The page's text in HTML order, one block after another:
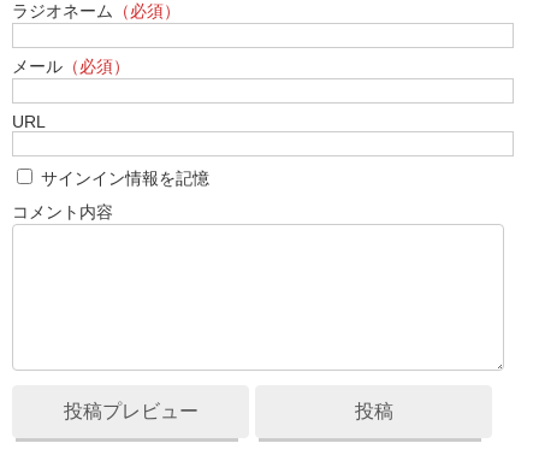
ラジオネーム （必須）
メール （必須）
URL
サインイン情報を記憶
コメント内容
投稿プレビュー 投稿